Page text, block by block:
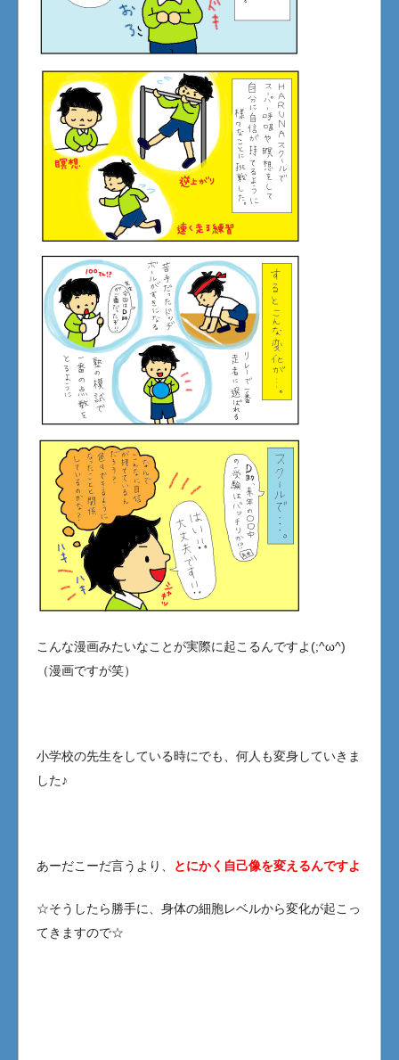
こんな漫画みたいなことが実際に起こるんですよ(;^ω^)
（漫画ですが笑）
小学校の先生をしている時にでも、何人も変身していきま
した♪
あーだこーだ言うより、 とにかく自己像を変えるんですよ
☆そうしたら勝手に、身体の細胞レベルから変化が起こっ
てきますので☆